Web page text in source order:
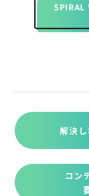
解決
コン